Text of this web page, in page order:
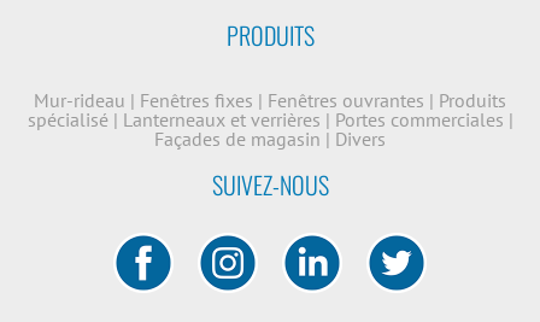
PRODUITS
Mur-rideau | Fenêtres fixes | Fenêtres ouvrantes | Produits
spécialisé | Lanterneaux et verrières | Portes commerciales |
Façades de magasin | Divers
SUIVEZ-NOUS